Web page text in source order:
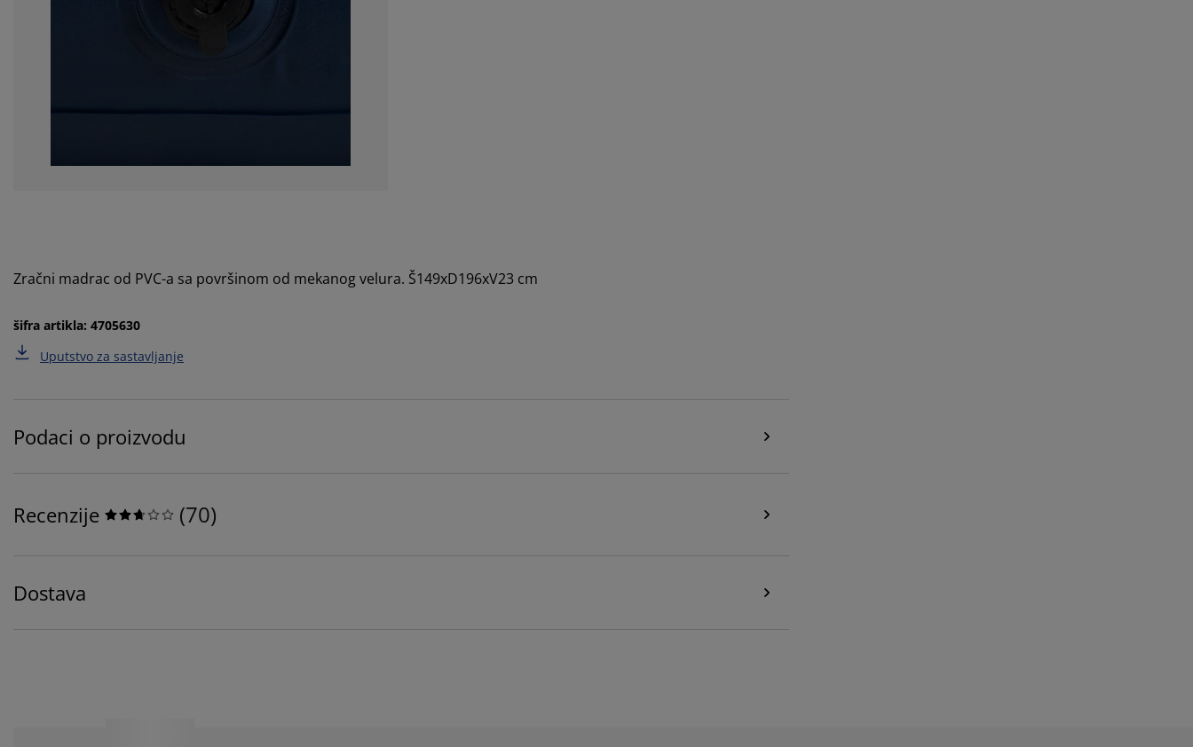
Zračni madrac od PVC-a sa površinom od mekanog velura. Š149xD196xV23 cm
šifra artikla: 4705630
Uputstvo za sastavljanje
Podaci o proizvodu
Recenzije (70)
Dostava